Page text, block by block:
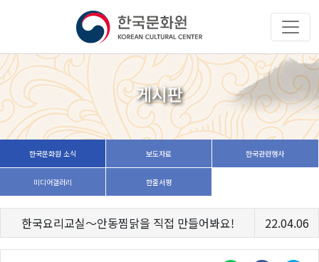
게시판
한국문화원 소식 보도자료 한국관련행사
미디어갤러리 한줄서평
한국요리교실〜안동찜닭을 직접 만들어봐요! 22.04.06